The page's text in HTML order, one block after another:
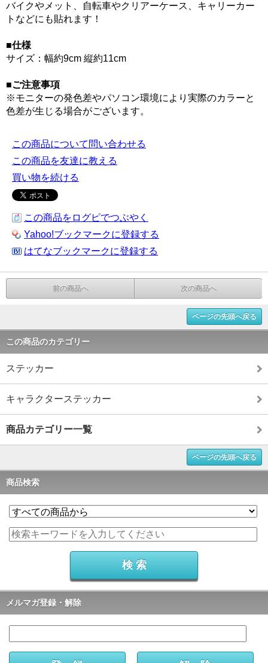
バイクやメット、自転車やクリアーケース、キャリーカー
トなどにも貼れます！
■仕様
サイズ：幅約9cm 縦約11cm
■ご注意事項
※モニターの発色差やパソコン環境により実際のカラーと
色差が生じる場合がございます。
この商品について問い合わせる
この商品を友達に教える
買い物を続ける
この商品をログピでつぶやく
Yahoo!ブックマークに登録する
はてなブックマークに登録する
前の商品へ 次の商品へ
ページの先頭へ戻る
この商品のカテゴリー
ステッカー
キャラクターステッカー
商品カテゴリー一覧
ページの先頭へ戻る
商品検索
メルマガ登録・解除